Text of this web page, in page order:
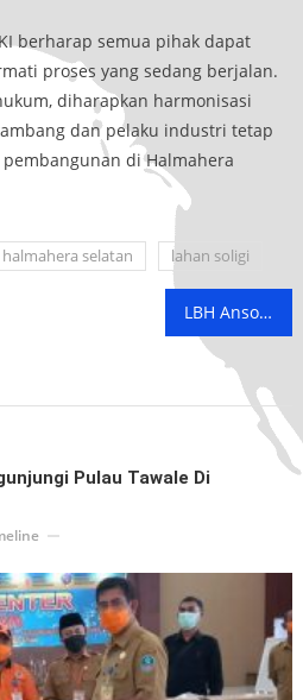
berharap semua pihak dapat
proses yang sedang berjalan.
diharapkan harmonisasi
dan pelaku industri tetap
di Halmahera
selatan lahan soligi
LBH Ansor Desak Kades Kawasi dan Alimusu Beri Klarifikasi Terbuka Soal Transaksi Lahan di Soligi
Pulau Tawale Di